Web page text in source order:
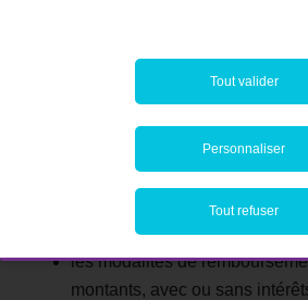
document par toutes les
membre d’une famille n’exclut
engagements clairs sur papier,
le montant prêté et les
les modalités de
montants, avec ou sans
Tout valider
Personnaliser
Tout refuser